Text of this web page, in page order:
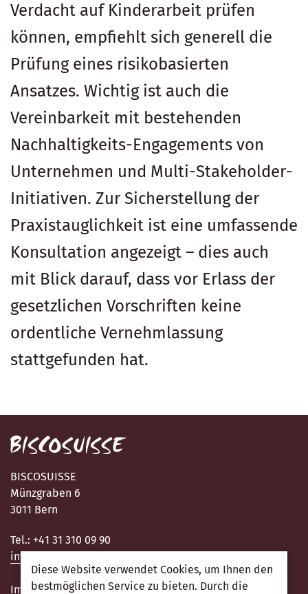
Verdacht auf Kinderarbeit prüfen
können, empfiehlt sich generell die
Prüfung eines risikobasierten
Ansatzes. Wichtig ist auch die
Vereinbarkeit mit bestehenden
Nachhaltigkeits-Engagements von
Unternehmen und Multi-Stakeholder-
Initiativen. Zur Sicherstellung der
Praxistauglichkeit ist eine umfassende
Konsultation angezeigt – dies auch
mit Blick darauf, dass vor Erlass der
gesetzlichen Vorschriften keine
ordentliche Vernehmlassung
stattgefunden hat.
BISCOSUISSE
Münzgraben 6
3011 Bern
Tel.: +41 31 310 09 90
info@biscosuisse.ch
Impressum
Diese Website verwendet Cookies, um Ihnen den
bestmöglichen Service zu bieten. Durch die